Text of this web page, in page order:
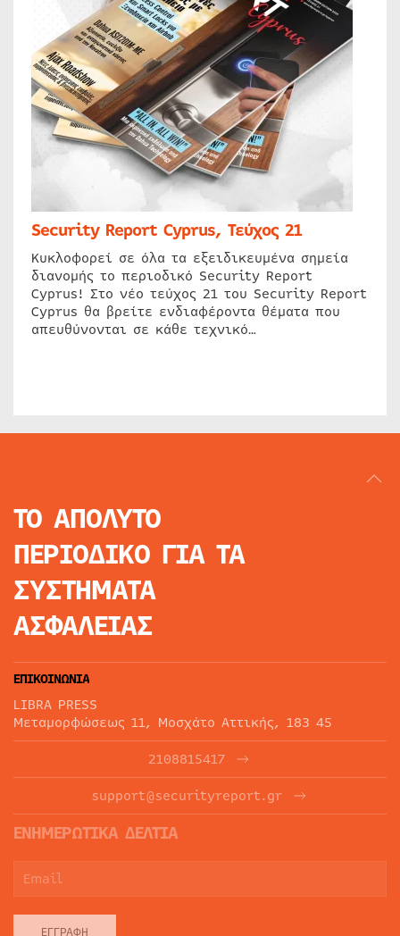
Security Report Cyprus, Τεύχος 21
Κυκλοφορεί σε όλα τα εξειδικευμένα σημεία
διανομής το περιοδικό Security Report
Cyprus! Στο νέο τεύχος 21 του Security Report
Cyprus θα βρείτε ενδιαφέροντα θέματα που
απευθύνονται σε κάθε τεχνικό…
ΤΟ ΑΠΟΛΥΤΟ
ΠΕΡΙΟΔΙΚΟ ΓΙΑ ΤΑ
ΣΥΣΤΗΜΑΤΑ
ΑΣΦΑΛΕΙΑΣ
ΕΠΙΚΟΙΝΩΝΙΑ
LIBRA PRESS
Μεταμορφώσεως 11, Μοσχάτο Αττικής, 183 45
2108815417
support@securityreport.gr
ΕΝΗΜΕΡΩΤΙΚΑ ΔΕΛΤΙΑ